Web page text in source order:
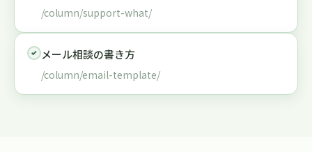
/column/support-what/
メール相談の書き方
/column/email-template/